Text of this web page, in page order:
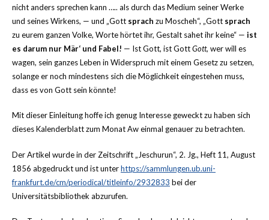
nicht anders sprechen kann ….. als durch das Medium seiner Werke
und seines Wirkens, — und „Gott sprach zu Moscheh“, „Gott sprach
zu eurem ganzen Volke, Worte hörtet ihr, Gestalt sahet ihr keine“ — ist
es darum nur Mär‘ und Fabel! — Ist Gott, ist GottGott, wer will es
wagen, sein ganzes Leben in Widerspruch mit einem Gesetz zu setzen,
solange er noch mindestens sich die Möglichkeit eingestehen muss,
dass es von Gott sein könnte!
Mit dieser Einleitung hoffe ich genug Interesse geweckt zu haben sich
dieses Kalenderblatt zum Monat Aw einmal genauer zu betrachten.
Der Artikel wurde in der Zeitschrift „Jeschurun“, 2. Jg., Heft 11, August
1856 abgedruckt und ist unterhttps://sammlungen.ub.uni-
frankfurt.de/cm/periodical/titleinfo/2932833 bei der
Universitätsbibliothek abzurufen.